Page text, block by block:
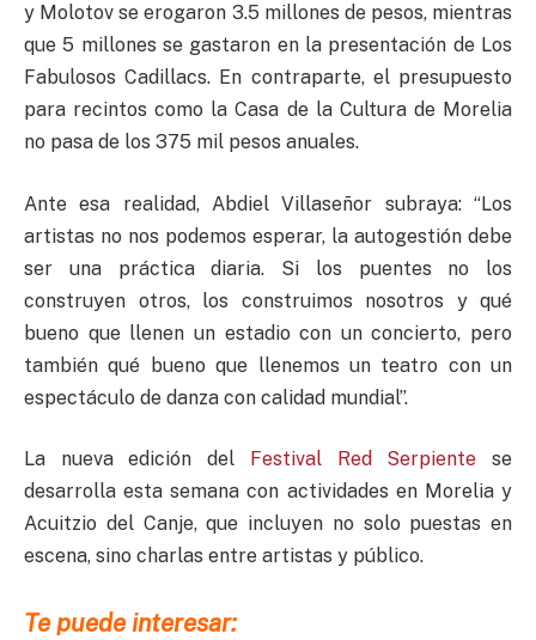
y Molotov se erogaron 3.5 millones de pesos, mientras
que 5 millones se gastaron en la presentación de Los
Fabulosos Cadillacs. En contraparte, el presupuesto
para recintos como la Casa de la Cultura de Morelia
no pasa de los 375 mil pesos anuales.
Ante esa realidad, Abdiel Villaseñor subraya: “Los
artistas no nos podemos esperar, la autogestión debe
ser una práctica diaria. Si los puentes no los
construyen otros, los construimos nosotros y qué
bueno que llenen un estadio con un concierto, pero
también qué bueno que llenemos un teatro con un
espectáculo de danza con calidad mundial”.
La nueva edición del Festival Red Serpiente se
desarrolla esta semana con actividades en Morelia y
Acuitzio del Canje, que incluyen no solo puestas en
escena, sino charlas entre artistas y público.
Te puede interesar: